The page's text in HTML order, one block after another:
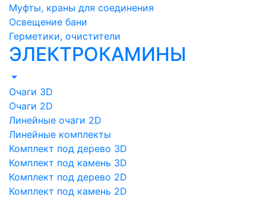
Муфты, краны для соединения
Освещение бани
Герметики, очистители
ЭЛЕКТРОКАМИНЫ
Очаги 3D
Очаги 2D
Линейные очаги 2D
Линейные комплекты
Комплект под дерево 3D
Комплект под камень 3D
Комплект под дерево 2D
Комплект под камень 2D